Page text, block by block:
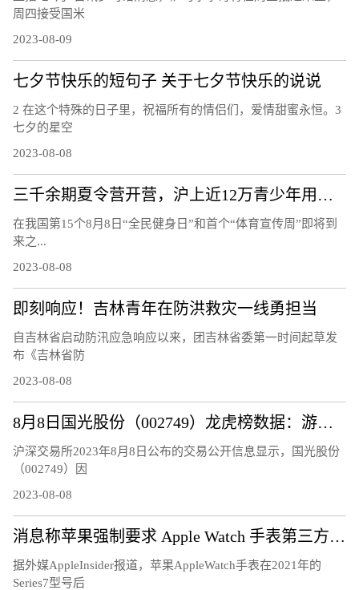
周四接受国米
2023-08-09
七夕节快乐的短句子 关于七夕节快乐的说说
2 在这个特殊的日子里，祝福所有的情侣们，爱情甜蜜永恒。3
七夕的星空
2023-08-08
三千余期夏令营开营，沪上近12万青少年用运动欢度暑假
在我国第15个8月8日“全民健身日”和首个“体育宣传周”即将到
来之...
2023-08-08
即刻响应！吉林青年在防洪救灾一线勇担当
自吉林省启动防汛应急响应以来，团吉林省委第一时间起草发
布《吉林省防
2023-08-08
8月8日国光股份（002749）龙虎榜数据：游资量化打板上榜
沪深交易所2023年8月8日公布的交易公开信息显示，国光股份
（002749）因
2023-08-08
消息称苹果强制要求 Apple Watch 手表第三方充电器换用官方快充模块
据外媒AppleInsider报道，苹果AppleWatch手表在2021年的
Series7型号后